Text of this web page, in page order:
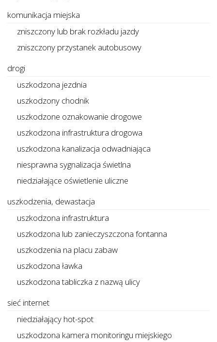
komunikacja miejska
zniszczony lub brak rozkładu jazdy
zniszczony przystanek autobusowy
drogi
uszkodzona jezdnia
uszkodzony chodnik
uszkodzone oznakowanie drogowe
uszkodzona infrastruktura drogowa
uszkodzona kanalizacja odwadniająca
niesprawna sygnalizacja świetlna
niedziałające oświetlenie uliczne
uszkodzenia, dewastacja
uszkodzona infrastruktura
uszkodzona lub zanieczyszczona fontanna
uszkodzenia na placu zabaw
uszkodzona ławka
uszkodzona tabliczka z nazwą ulicy
sieć internet
niedziałający hot-spot
uszkodzona kamera monitoringu miejskiego